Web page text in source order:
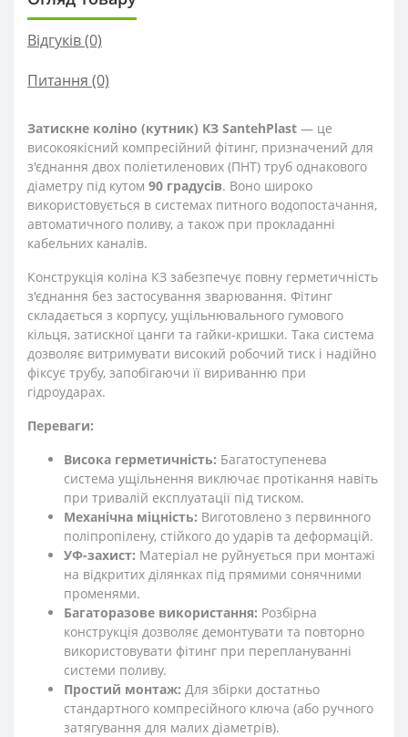
Відгуків (0)
Питання (0)
Затискне коліно (кутник) КЗ SantehPlast — це
високоякісний компресійний фітинг, призначений для
з'єднання двох поліетиленових (ПНТ) труб однакового
діаметру під кутом 90 градусів. Воно широко
використовується в системах питного водопостачання,
автоматичного поливу, а також при прокладанні
кабельних каналів.
Конструкція коліна КЗ забезпечує повну герметичність
з'єднання без застосування зварювання. Фітинг
складається з корпусу, ущільнювального гумового
кільця, затискної цанги та гайки-кришки. Така система
дозволяє витримувати високий робочий тиск і надійно
фіксує трубу, запобігаючи її вириванню при
гідроударах.
Переваги:
Висока герметичність: Багатоступенева
система ущільнення виключає протікання навіть
при тривалій експлуатації під тиском.
Механічна міцність: Виготовлено з первинного
поліпропілену, стійкого до ударів та деформацій.
УФ-захист: Матеріал не руйнується при монтажі
на відкритих ділянках під прямими сонячними
променями.
Багаторазове використання: Розбірна
конструкція дозволяє демонтувати та повторно
використовувати фітинг при переплануванні
системи поливу.
Простий монтаж: Для збірки достатньо
стандартного компресійного ключа (або ручного
затягування для малих діаметрів).